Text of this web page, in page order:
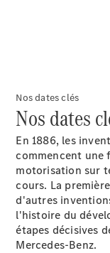
CLA
Classe C
Berline
Classe
C
Berline
Nouveau
EQE
Berline
Électrique
EQS
Berline
Nouveau
Classe E
Nos dates clés
Nos dates
En 1886, les
commencent une
motorisation sur
cours. La
d'autres
l'histoire du
étapes décisives
Mercedes-Benz.